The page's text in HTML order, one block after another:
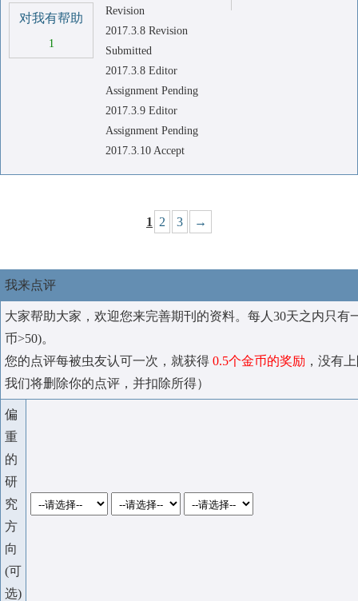
对我有帮助
1
Revision
2017.3.8 Revision
Submitted
2017.3.8 Editor
Assignment Pending
2017.3.9 Editor
Assignment Pending
2017.3.10 Accept
1 2 3 →
我来点评
大家帮助大家，欢迎您来完善期刊的资料。每人30天之内只有
币>50)。
您的点评每被虫友认可一次，就获得 0.5个金币的奖励 ，没有
我们将删除你的点评，并扣除所得）
偏
重
的
研
究
方
向
(可
选)